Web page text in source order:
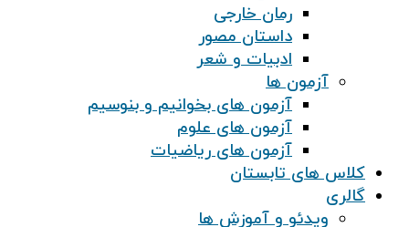
رمان خارجی
داستان مصور
ادبیات و شعر
آزمون ها
آزمون های بخوانیم و بنوسیم
آزمون های علوم
آزمون های ریاضیات
کلاس های تابستان
گالری
ویدئو و آموزش ها